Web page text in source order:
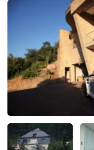
Design
Sledujte prima+
Sledujte nás